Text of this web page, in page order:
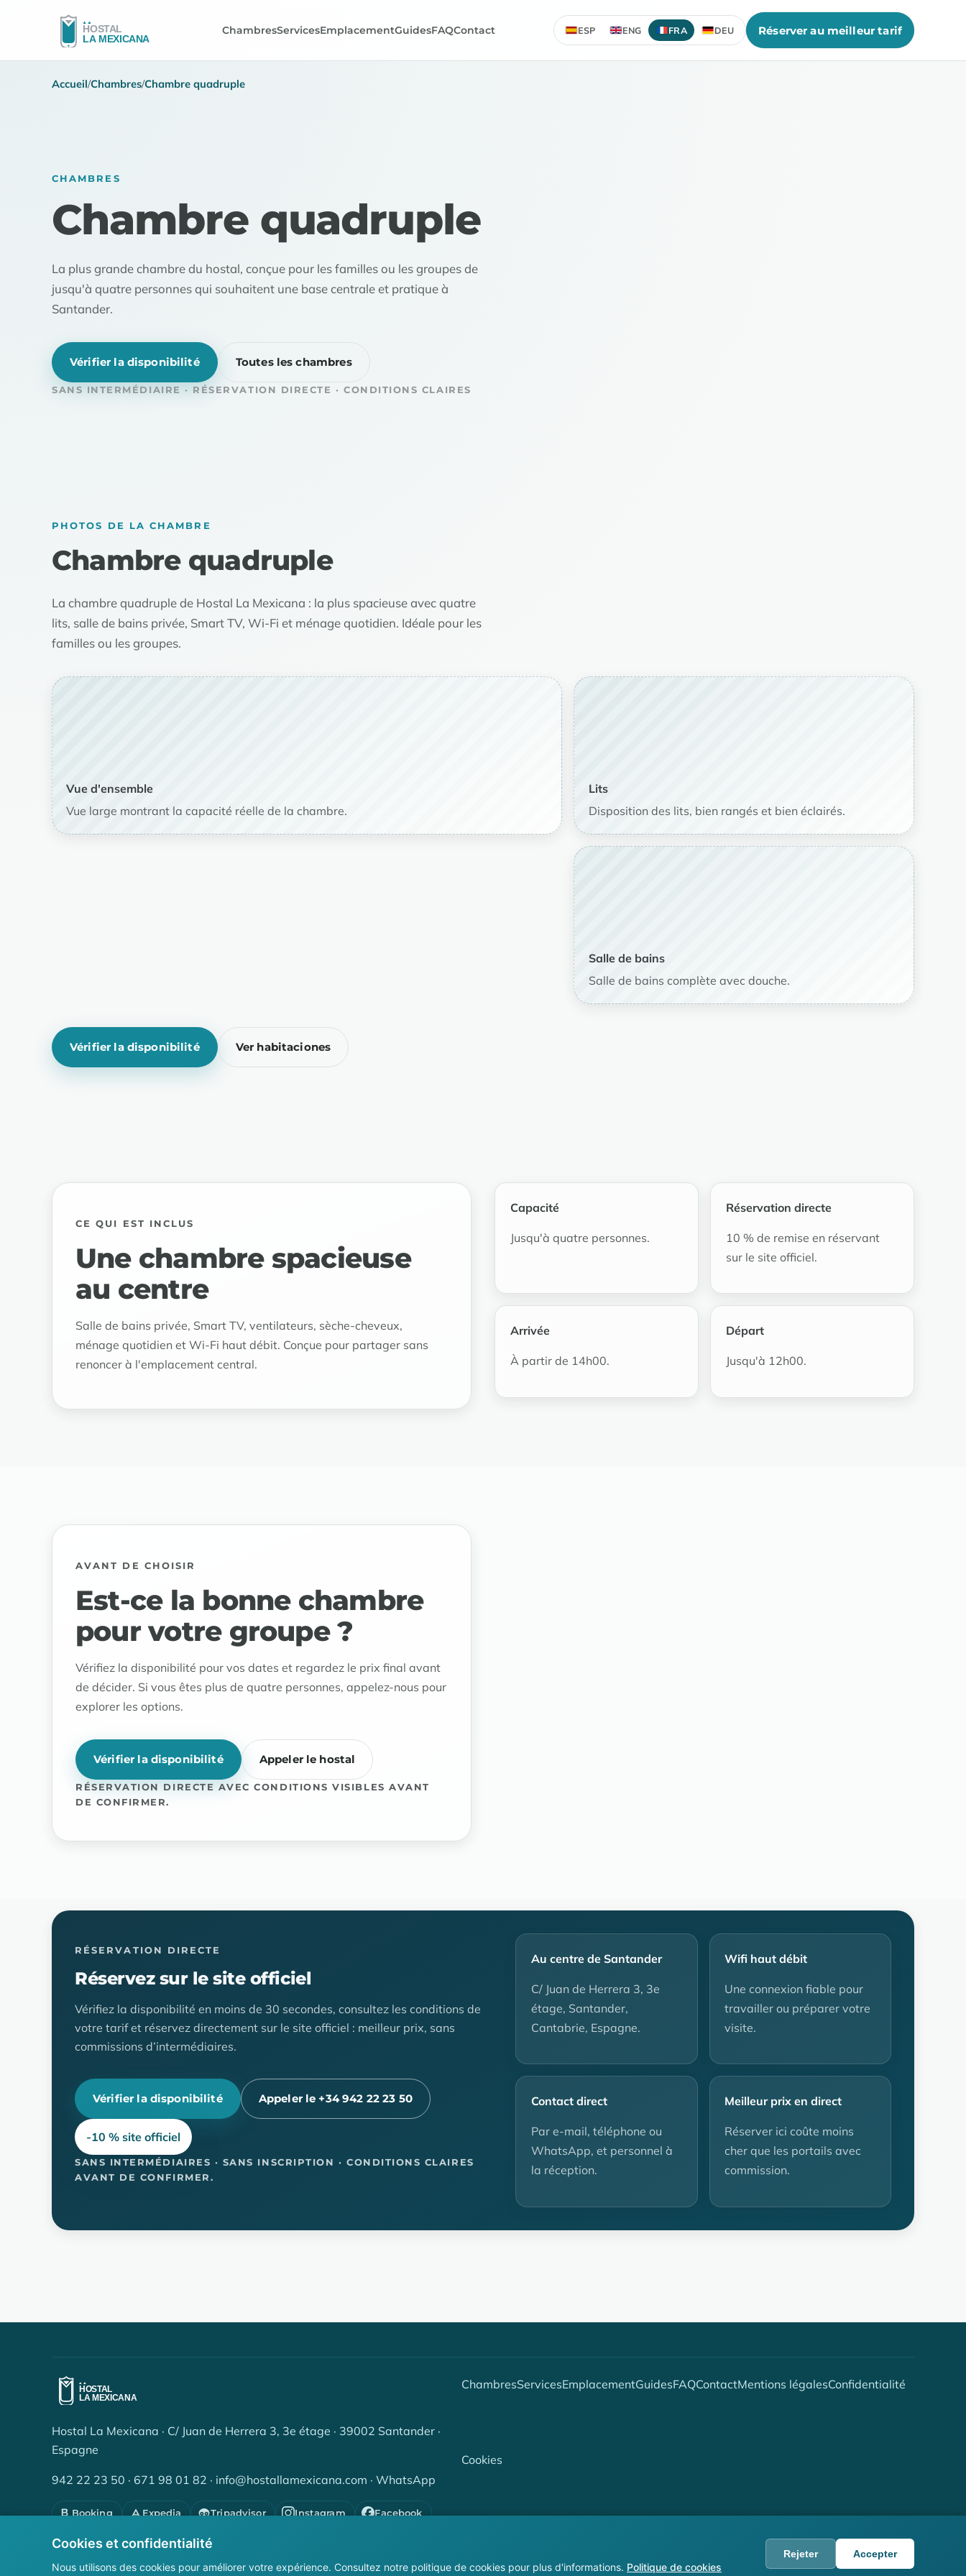
ChambresServicesEmplacementGuidesFAQContact ESP ENG FRA DEU Réserver au meilleur tarif
Accueil/Chambres/Chambre quadruple
CHAMBRES
Chambre quadruple
La plus grande chambre du hostal, conçue pour les familles ou les groupes de
jusqu'à quatre personnes qui souhaitent une base centrale et pratique à
Santander.
Vérifier la disponibilité Toutes les chambres
SANS INTERMÉDIAIRE · RÉSERVATION DIRECTE · CONDITIONS CLAIRES
PHOTOS DE LA CHAMBRE
Chambre quadruple
La chambre quadruple de Hostal La Mexicana : la plus spacieuse avec quatre
lits, salle de bains privée, Smart TV, Wi-Fi et ménage quotidien. Idéale pour les
familles ou les groupes.
Vue d'ensemble
Vue large montrant la capacité réelle de la chambre.
Lits
Disposition des lits, bien rangés et bien éclairés.
Salle de bains
Salle de bains complète avec douche.
Vérifier la disponibilité Ver habitaciones
CE QUI EST INCLUS
Une chambre spacieuse
au centre
Salle de bains privée, Smart TV, ventilateurs, sèche-cheveux,
ménage quotidien et Wi-Fi haut débit. Conçue pour partager sans
renoncer à l'emplacement central.
Capacité
Jusqu'à quatre personnes.
Réservation directe
10 % de remise en réservant
sur le site officiel.
Arrivée
À partir de 14h00.
Départ
Jusqu'à 12h00.
AVANT DE CHOISIR
Est-ce la bonne chambre
pour votre groupe ?
Vérifiez la disponibilité pour vos dates et regardez le prix final avant
de décider. Si vous êtes plus de quatre personnes, appelez-nous pour
explorer les options.
Vérifier la disponibilité Appeler le hostal
RÉSERVATION DIRECTE AVEC CONDITIONS VISIBLES AVANT
DE CONFIRMER.
RÉSERVATION DIRECTE
Réservez sur le site officiel
Vérifiez la disponibilité en moins de 30 secondes, consultez les conditions de
votre tarif et réservez directement sur le site officiel : meilleur prix, sans
commissions d’intermédiaires.
Vérifier la disponibilité Appeler le +34 942 22 23 50
-10 % site officiel
SANS INTERMÉDIAIRES · SANS INSCRIPTION · CONDITIONS CLAIRES
AVANT DE CONFIRMER.
Au centre de Santander
C/ Juan de Herrera 3, 3e
étage, Santander,
Cantabrie, Espagne.
Wifi haut débit
Une connexion fiable pour
travailler ou préparer votre
visite.
Contact direct
Par e-mail, téléphone ou
WhatsApp, et personnel à
la réception.
Meilleur prix en direct
Réserver ici coûte moins
cher que les portails avec
commission.
Hostal La Mexicana · C/ Juan de Herrera 3, 3e étage · 39002 Santander ·
Espagne
942 22 23 50 · 671 98 01 82 · info@hostallamexicana.com · WhatsApp
Booking Expedia Tripadvisor Instagram Facebook
ChambresServicesEmplacementGuidesFAQContactMentions légalesConfidentialité
Cookies
© 2026 Hostales Santanderinos, S.L. — Tous droits réservés.
WhatsApp
Cookies et confidentialité
Nous utilisons des cookies pour améliorer votre expérience. Consultez notre politique de cookies pour plus d'informations. Politique de cookies
Rejeter Accepter